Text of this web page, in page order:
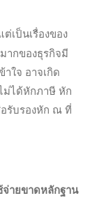
เป็นเรื่องของ
ากของธุรกิจมี
ใจ อาจเกิด
ม่ได้หักภาษี หัก
รับรองหัก ณ ที่
จ่ายขาดหลักฐาน